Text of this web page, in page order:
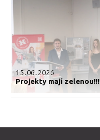
15.06.2026
Projekty mají zelenou!!!